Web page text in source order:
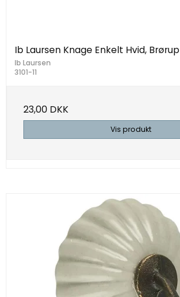
Ib Laursen Knage Enkelt Hvid, Brørup
Ib Laursen
3101-11
23,00 DKK
Vis produkt